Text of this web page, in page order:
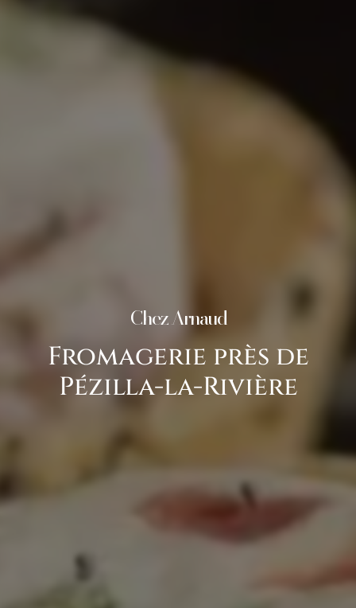
Fromagerie près de
Pézilla-la-Rivière
Chez Arnaud